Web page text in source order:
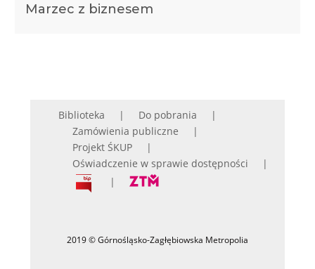
Marzec z biznesem
Biblioteka
Do pobrania
Zamówienia publiczne
Projekt ŚKUP
Oświadczenie w sprawie dostępności
2019 © Górnośląsko-Zagłębiowska Metropolia